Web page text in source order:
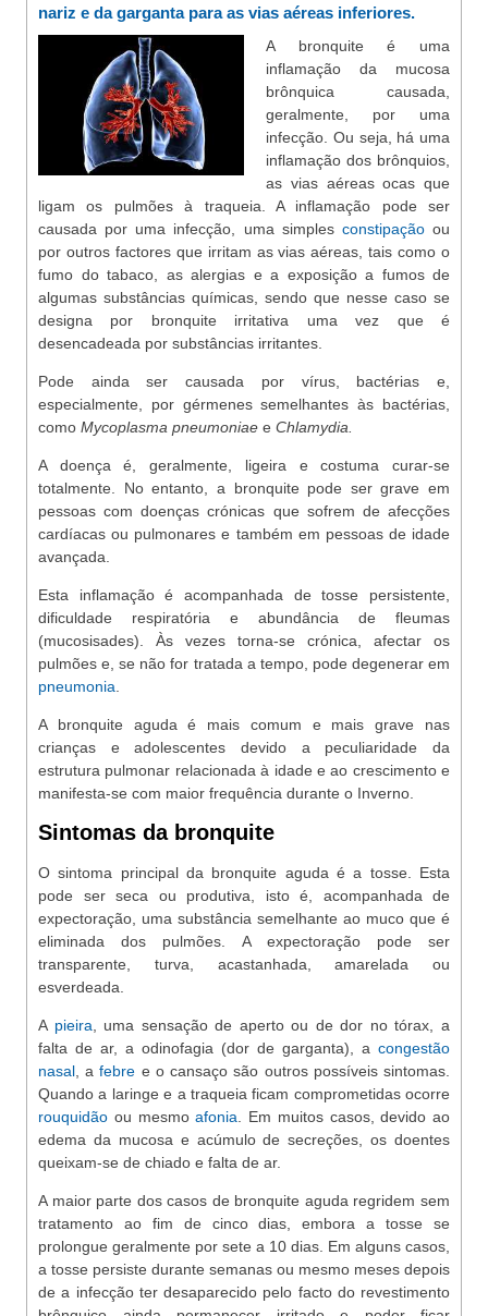
nariz e da garganta para as vias aéreas inferiores.
A bronquite é uma
inflamação da mucosa
brônquica causada,
geralmente, por uma
infecção. Ou seja, há uma
inflamação dos brônquios,
as vias aéreas ocas que
ligam os pulmões à traqueia. A inflamação pode ser
causada por uma infecção, uma simples constipaçãoou
por outros factores que irritam as vias aéreas, tais como o
fumo do tabaco, as alergias e a exposição a fumos de
algumas substâncias químicas, sendo que nesse caso se
designa por bronquite irritativa uma vez que é
desencadeada por substâncias irritantes.
Pode ainda ser causada por vírus, bactérias e,
especialmente, por gérmenes semelhantes às bactérias,
como Mycoplasma pneumoniae e Chlamydia.
A doença é, geralmente, ligeira e costuma curar-se
totalmente. No entanto, a bronquite pode ser grave em
pessoas com doenças crónicas que sofrem de afecções
cardíacas ou pulmonares e também em pessoas de idade
avançada.
Esta inflamação é acompanhada de tosse persistente,
dificuldade respiratória e abundância de fleumas
(mucosisades). Às vezes torna-se crónica, afectar os
pulmões e, se não for tratada a tempo, pode degenerar em
pneumonia
A bronquite aguda é mais comum e mais grave nas
crianças e adolescentes devido a peculiaridade da
estrutura pulmonar relacionada à idade e ao crescimento e
manifesta-se com maior frequência durante o Inverno.
Sintomas da bronquite
O sintoma principal da bronquite aguda é a tosse. Esta
pode ser seca ou produtiva, isto é, acompanhada de
expectoração, uma substância semelhante ao muco que é
eliminada dos pulmões. A expectoração pode ser
transparente, turva, acastanhada, amarelada ou
esverdeada.
A pieira , uma sensação de aperto ou de dor no tórax, a
falta de ar, a odinofagia (dor de garganta), a congestão
nasal , afebre e o cansaço são outros possíveis sintomas.
Quando a laringe e a traqueia ficam comprometidas ocorre
rouquidão ou mesmoafonia . Em muitos casos, devido ao
edema da mucosa e acúmulo de secreções, os doentes
queixam-se de chiado e falta de ar.
A maior parte dos casos de bronquite aguda regridem sem
tratamento ao fim de cinco dias, embora a tosse se
prolongue geralmente por sete a 10 dias. Em alguns casos,
a tosse persiste durante semanas ou mesmo meses depois
de a infecção ter desaparecido pelo facto do revestimento